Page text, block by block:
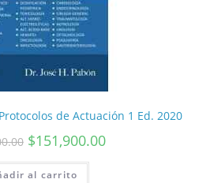
de Actuación 1 Ed. 2020
$151,900.00
al carrito